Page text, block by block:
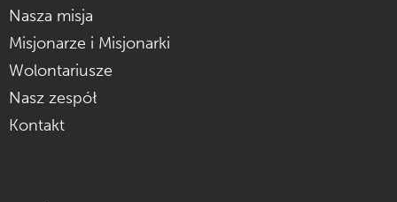
Nasza misja
Misjonarze i Misjonarki
Wolontariusze
Nasz zespół
Kontakt